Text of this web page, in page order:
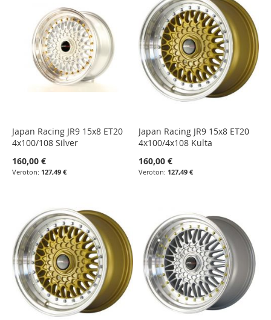
Japan Racing JR9 15x8 ET20
4x100/108 Silver
160,00 €
127,49 €
Japan Racing JR9 15x8 ET20
4x100/4x108 Kulta
160,00 €
127,49 €